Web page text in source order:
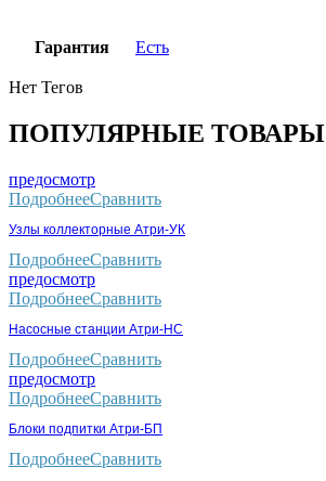
Гарантия Есть
Нет Тегов
ПОПУЛЯРНЫЕ ТОВАРЫ
предосмотр
ПодробнееСравнить
Узлы коллекторные Атри-УК
ПодробнееСравнить
предосмотр
ПодробнееСравнить
Насосные станции Атри-НС
ПодробнееСравнить
предосмотр
ПодробнееСравнить
Блоки подпитки Атри-БП
ПодробнееСравнить